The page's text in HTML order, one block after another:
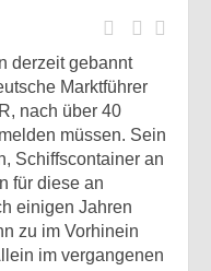
derzeit gebannt
Marktführer
nach über 40
müssen. Sein
Schiffscontainer an
für diese an
einigen Jahren
zu im Vorhinein
im vergangenen